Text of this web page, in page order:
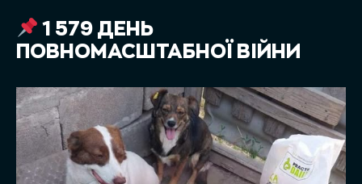
1 579 ДЕНЬ
ПОВНОМАСШТАБНОЇ ВІЙНИ